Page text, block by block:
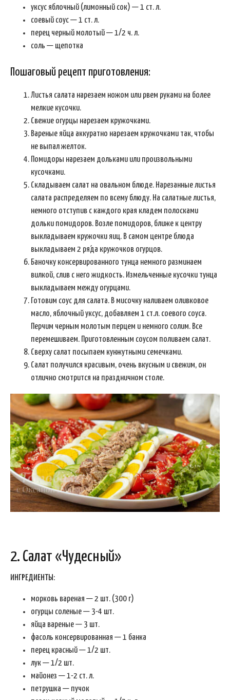
уксус яблочный (лимонный сок) — 1 ст. л.
соевый соус — 1 ст. л.
перец черный молотый — 1/2 ч. л.
соль — щепотка
Пошаговый рецепт приготовления:
Листья салата нарезаем ножом или рвем руками на более
мелкие кусочки.
Свежие огурцы нарезаем кружочками.
Вареные яйца аккуратно нарезаем кружочками так, чтобы
не выпал желток.
Помидоры нарезаем дольками или произвольными
кусочками.
Складываем салат на овальном блюде. Нарезанные листья
салата распределяем по всему блюду. На салатные листья,
немного отступив с каждого края кладем полосками
дольки помидоров. Возле помидоров, ближе к центру
выкладываем кружочки яиц. В самом центре блюда
выкладываем 2 ря́да кружочков огурцов.
Баночку консервированного тунца немного разминаем
вилкой, слив с него жидкость. Измельченные кусочки тунца
выкладываем между огурцами.
Готовим соус для салата. В мисочку наливаем оливковое
масло, яблочный уксус, добавляем 1 ст.л. соевого соуса.
Перчим черным молотым перцем и немного солим. Все
перемешиваем. Приготовленным соусом поливаем салат.
Сверху салат посыпаем кунжутными семечками.
Салат получился красивым, очень вкусным и свежим, он
отлично смотрится на праздничном столе.
2. Салат «Чудесный»
ИНГРЕДИЕНТЫ:
морковь вареная — 2 шт. (300 г)
огурцы соленые — 3-4 шт.
яйца вареные — 3 шт.
фасоль консервированная — 1 банка
перец красный — 1/2 шт.
лук — 1/2 шт.
майонез — 1-2 ст. л.
петрушка — пучок